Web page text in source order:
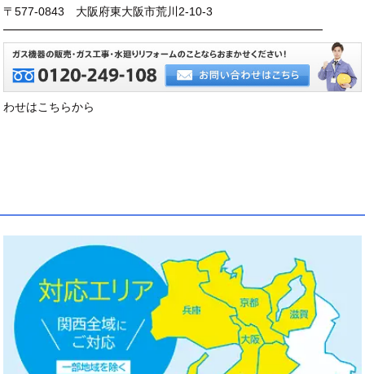
〒577-0843 大阪府東大阪市荒川2-10-3
━━━━━━━━━━━━━━━━━━━━━━━━━━━━
わせはこちらから